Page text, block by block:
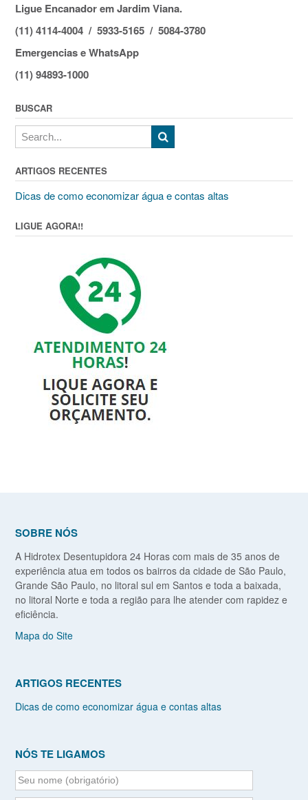
Ligue Encanador em Jardim Viana.
(11) 4114-4004 / 5933-5165 / 5084-3780
Emergencias e WhatsApp
(11) 94893-1000
BUSCAR
ARTIGOS RECENTES
Dicas de como economizar água e contas altas
LIGUE AGORA!!
SOBRE NÓS
A Hidrotex Desentupidora 24 Horas com mais de 35 anos de
experiência atua em todos os bairros da cidade de São Paulo,
Grande São Paulo, no litoral sul em Santos e toda a baixada,
no litoral Norte e toda a região para lhe atender com rapidez e
eficiência.
Mapa do Site
ARTIGOS RECENTES
Dicas de como economizar água e contas altas
NÓS TE LIGAMOS